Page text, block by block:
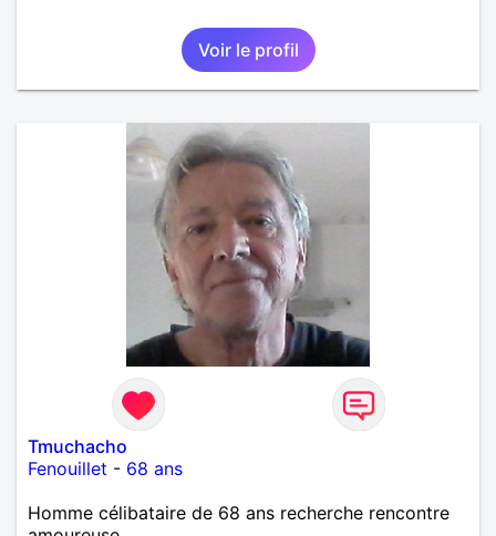
Voir le profil
Tmuchacho
Fenouillet - 68 ans
Homme célibataire de 68 ans recherche rencontre